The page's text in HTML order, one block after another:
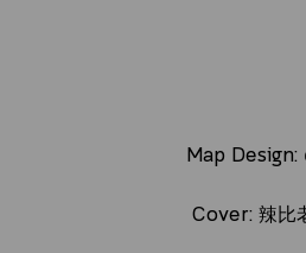
Map Design:
Cover: 辣比